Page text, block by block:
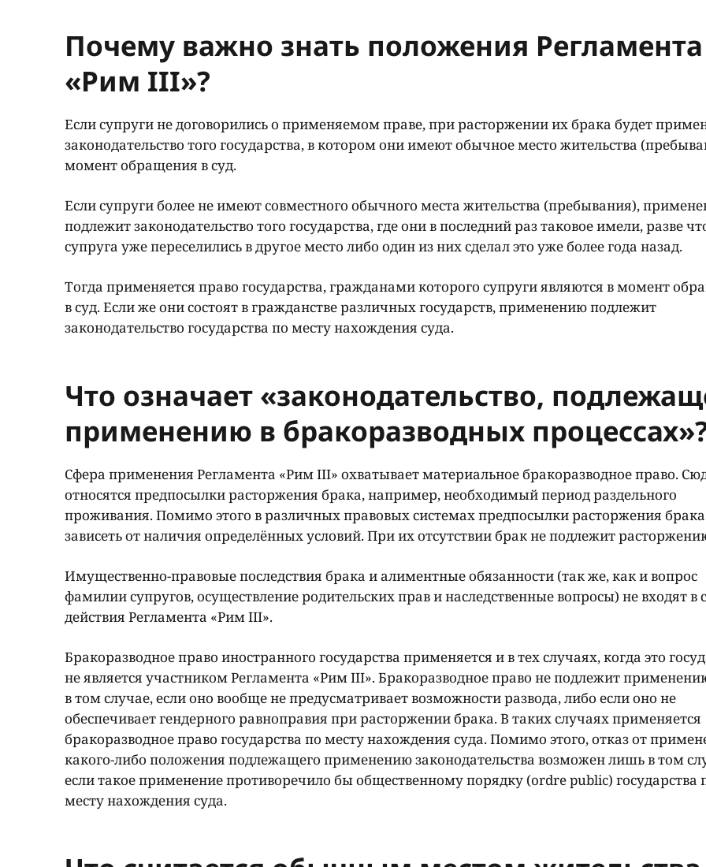
Почему важно знать положения Регламента
«Рим III»?
Если супруги не договорились о применяемом праве, при расторжении их брака будет
законодательство того государства, в котором они имеют обычное место жительства
момент обращения в суд.
Если супруги более не имеют совместного обычного места жительства (пребывания),
подлежит законодательство того государства, где они в последний раз таковое имели, разве
супруга уже переселились в другое место либо один из них сделал это уже более года назад.
Тогда применяется право государства, гражданами которого супруги являются в момент
в суд. Если же они состоят в гражданстве различных государств, применению подлежит
законодательство государства по месту нахождения суда.
Что означает «законодательство,
применению в бракоразводных
Сфера применения Регламента «Рим III» охватывает материальное бракоразводное право.
относятся предпосылки расторжения брака, например, необходимый период раздельного
проживания. Помимо этого в различных правовых системах предпосылки расторжения
зависеть от наличия определённых условий. При их отсутствии брак не подлежит
Имущественно-правовые последствия брака и алиментные обязанности (так же, как и вопрос
фамилии супругов, осуществление родительских прав и наследственные вопросы) не входят в
действия Регламента «Рим III».
Бракоразводное право иностранного государства применяется и в тех случаях, когда это
не является участником Регламента «Рим III». Бракоразводное право не подлежит
в том случае, если оно вообще не предусматривает возможности развода, либо если оно не
обеспечивает гендерного равноправия при расторжении брака. В таких случаях применяется
бракоразводное право государства по месту нахождения суда. Помимо этого, отказ от
какого-либо положения подлежащего применению законодательства возможен лишь в том
если такое применение противоречило бы общественному порядку (ordre public) государства
месту нахождения суда.